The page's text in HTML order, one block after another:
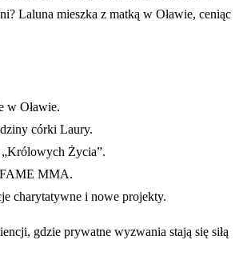
Laluna mieszka z matką w Oławie, ceniąc
w Oławie.
córki Laury.
Życia”.
MMA.
charytatywne i nowe projekty.
gdzie prywatne wyzwania stają się siłą